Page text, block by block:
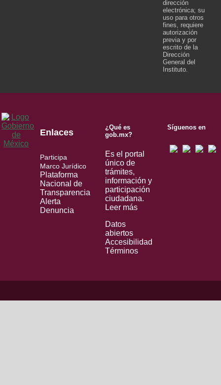
dirección
electrónica; su
uso para otros
fines, requiere
autorización
previa y por
escrito de la
Dirección
General del
Instituto.
Enlaces
Participa
Marco Jurídico
Plataforma
Nacional de
Transparencia
Alerta
Denuncia
¿Qué es
gob.mx?
Es el portal
único de
trámites,
información y
participación
ciudadana.
Leer más
Datos
abiertos
Accesibilidad
Términos
Síguenos en